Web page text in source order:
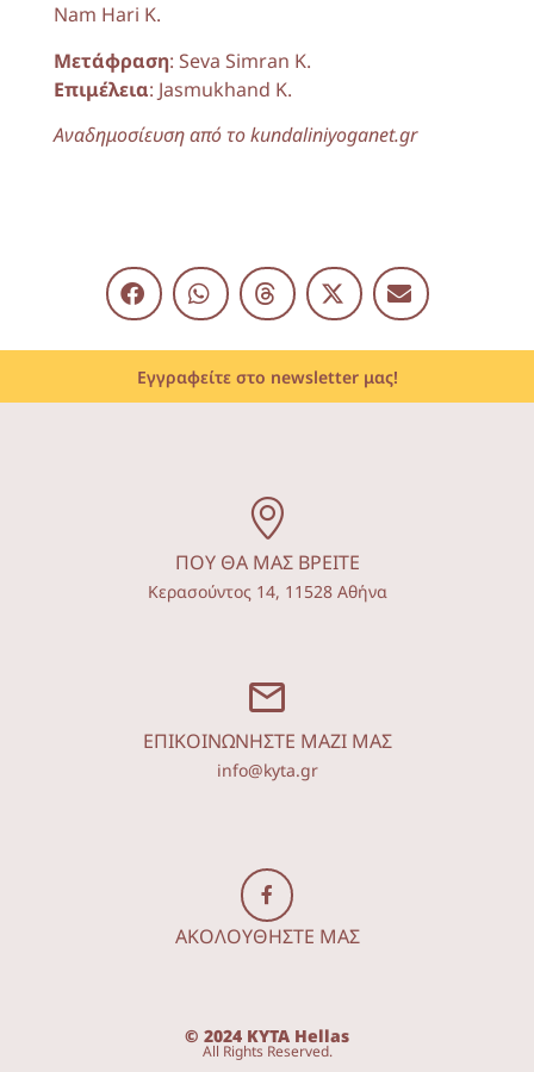
Nam Hari K.
Μετάφραση: Seva Simran K.
Επιμέλεια: Jasmukhand K.
Αναδημοσίευση από τοkundaliniyoganet.gr
Εγγραφείτε στο newsletter μας!
ΠΟΥ ΘΑ ΜΑΣ ΒΡΕΙΤΕ
Κερασούντος 14, 11528 Αθήνα
ΑΚΟΛΟΥΘΗΣΤΕ ΜΑΣ
ΕΠΙΚΟΙΝΩΝΗΣΤΕ ΜΑΖΙ ΜΑΣ
info@kyta.gr
© 2024 KYTA Hellas
All Rights Reserved.